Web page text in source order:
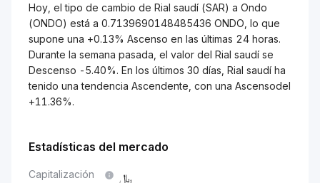
Hoy, el tipo de cambio de Rial saudí (SAR) a Ondo
(ONDO) está a 0.7139690148485436 ONDO, lo que
supone una +0.13% Ascenso en las últimas 24 horas.
Durante la semana pasada, el valor del Rial saudí se
Descenso -5.40%. En los últimos 30 días, Rial saudí ha
tenido una tendencia Ascendente, con una Ascensodel
+11.36%.
Estadísticas del mercado
Capitalización